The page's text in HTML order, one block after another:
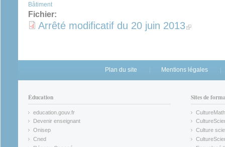
Bâtiment
Fichier:
Arrêté modificatif du 20 juin 2013 (link is
Plan du site Mentions légales
Éducation
education.gouv.fr
(link is external)
Devenir enseignant
(link is external)
Onisep
(link is external)
Cned
Sites de
CultureMath
(link is
(link is
Culture